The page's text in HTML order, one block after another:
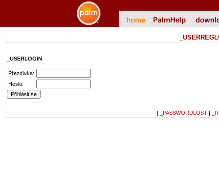
_USERLOGIN
Přezdívka:
Heslo:
[ _PASSWORDLOST |